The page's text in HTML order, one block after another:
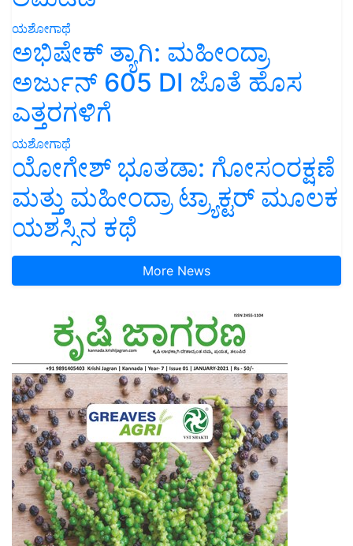
ಯಶೋಗಾಥೆ
ಅಭಿಷೇಕ್ ತ್ಯಾಗಿ: ಮಹೀಂದ್ರಾ
ಅರ್ಜುನ್ 605 DI ಜೊತೆ ಹೊಸ
ಎತ್ತರಗಳಿಗೆ
ಯಶೋಗಾಥೆ
ಯೋಗೇಶ್ ಭೂತಡಾ: ಗೋಸಂರಕ್ಷಣೆ
ಮತ್ತು ಮಹೀಂದ್ರಾ ಟ್ರ್ಯಾಕ್ಟರ್ ಮೂಲಕ
ಯಶಸ್ಸಿನ ಕಥೆ